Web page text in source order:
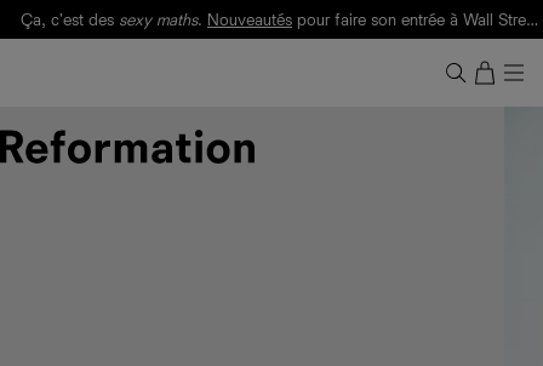
Ça, c'est des sexy maths. Nouveautés pour faire son entrée à Wall Street.